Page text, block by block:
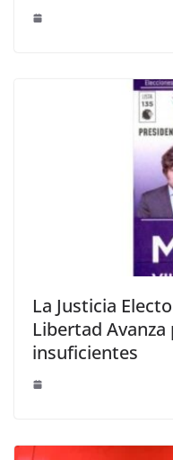
La Justicia
Libertad
insuficientes